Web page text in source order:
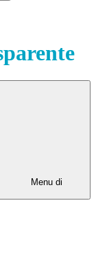
Menu di